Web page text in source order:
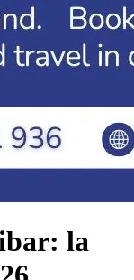
la